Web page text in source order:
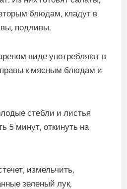
блюдам, кладут в
подливы.
виде употребляют в
к мясным блюдам и
стебли и листья
5 минут, откинуть на
измельчить,
зеленый лук,